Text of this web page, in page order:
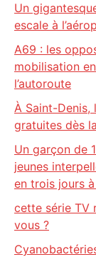
Un
escale à
A69 : les
mobilisation
l’autoroute
À Saint-Denis,
gratuites dès
Un garçon de
jeunes
en trois jours
cette série TV
vous ?